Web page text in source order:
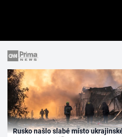
Rusko našlo slabé místo